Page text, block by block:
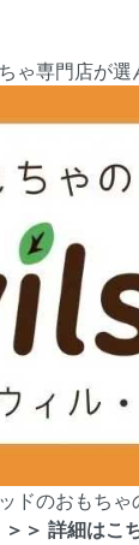
ゃ専門店が
ドのおもちゃ
＞＞ 詳細はこ